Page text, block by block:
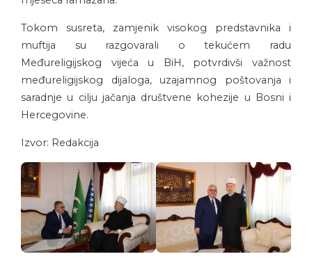
Tokom susreta, zamjenik visokog predstavnika i
muftija su razgovarali o tekućem radu
Međureligijskog vijeća u BiH, potvrdivši važnost
međureligijskog dijaloga, uzajamnog poštovanja i
saradnje u cilju jačanja društvene kohezije u Bosni i
Hercegovine.
Izvor: Redakcija